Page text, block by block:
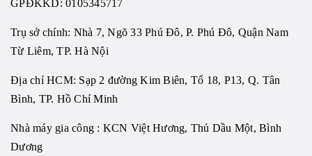
GPĐKKD: 0105345717
Trụ sở chính: Nhà 7, Ngõ 33 Phú Đô, P. Phú Đô, Quận Nam
Từ Liêm, TP. Hà Nội
Địa chỉ HCM: Sạp 2 đường Kim Biên, Tổ 18, P13, Q. Tân
Bình, TP. Hồ Chí Minh
Nhà máy gia công : KCN Việt Hương, Thủ Dầu Một, Bình
Dương